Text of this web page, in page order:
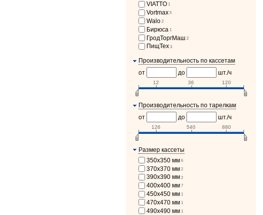
VIATTO 1
Vortmax 5
Walo 2
Бирюса 1
ГродТоргМаш 2
ПищТех 3
Производительность по кассетам
от
до шт./ч
12 36 120
Производительность по тарелкам
от
до шт./ч
126 540 880
Размер кассеты
350х350 мм 6
370х370 мм 2
390х390 мм 2
400х400 мм 7
450х450 мм 1
470х470 мм 1
490x490 мм 1